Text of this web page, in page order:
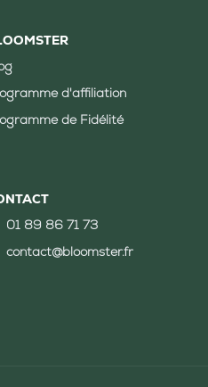
d'affiliation
de Fidélité
01 89 86 71 73
contact@bloomster.fr